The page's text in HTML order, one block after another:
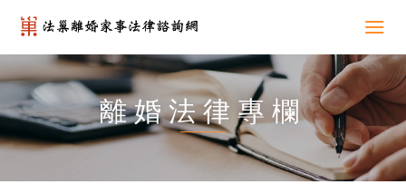
離婚法律專欄